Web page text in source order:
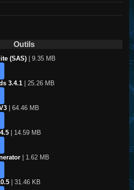
Outils
(SAS)| 9.35 MB
3.4.1| 25.26 MB
| 64.46 MB
| 14.59 MB
| 1.62 MB
| 31.46 KB